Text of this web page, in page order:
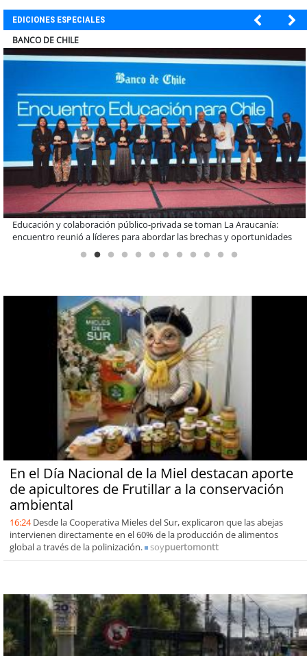
EDICIONES ESPECIALES
ELECTROLUX
Claves para comprar electrodomésticos durante el Black Sale
En el Día Nacional de la Miel destacan aporte
de apicultores de Frutillar a la conservación
ambiental
16:24 Desde la Cooperativa Mieles del Sur, explicaron que las abejas
intervienen directamente en el 60% de la producción de alimentos
global a través de la polinización.
soypuertomontt